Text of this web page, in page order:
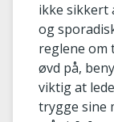
ikke sikkert
og
reglene om
øvd på,
viktig at
trygge sine